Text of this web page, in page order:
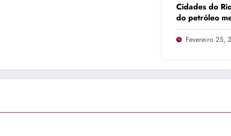
Cidades do
do petróleo
produção
Fevereiro 25,